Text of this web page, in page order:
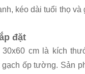
kéo dài tuổi thọ
đặt
30x60 cm là kích
gạch ốp tường. Sản